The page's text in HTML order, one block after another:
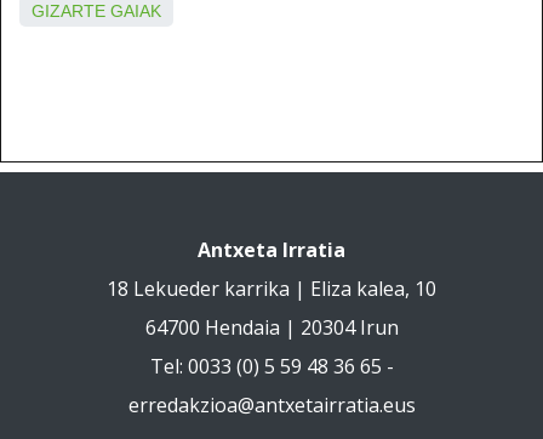
GIZARTE GAIAK
Antxeta Irratia
18 Lekueder karrika | Eliza kalea, 10
64700 Hendaia | 20304 Irun
Tel: 0033 (0) 5 59 48 36 65 -
erredakzioa@antxetairratia.eus